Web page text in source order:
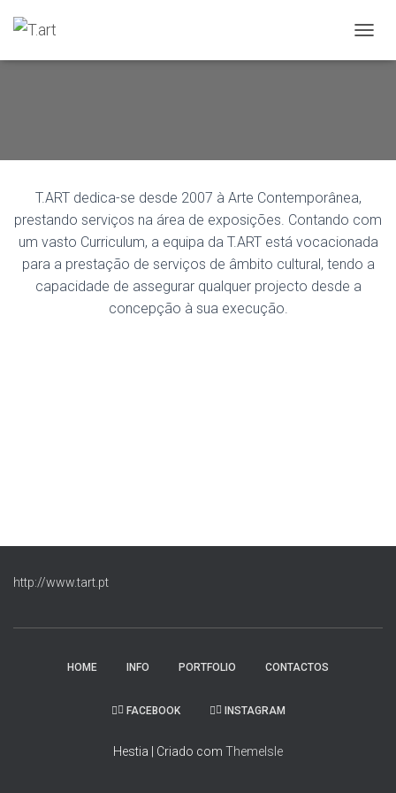
T.ART dedica-se desde 2007 à Arte Contemporânea,
prestando serviços na área de exposições. Contando com
um vasto Curriculum, a equipa da T.ART está vocacionada
para a prestação de serviços de âmbito cultural, tendo a
capacidade de assegurar qualquer projecto desde a
concepção à sua execução.
http://www.tart.pt
HOME INFO PORTFOLIO CONTACTOS
FACEBOOK INSTAGRAM
Hestia | Criado com ThemeIsle